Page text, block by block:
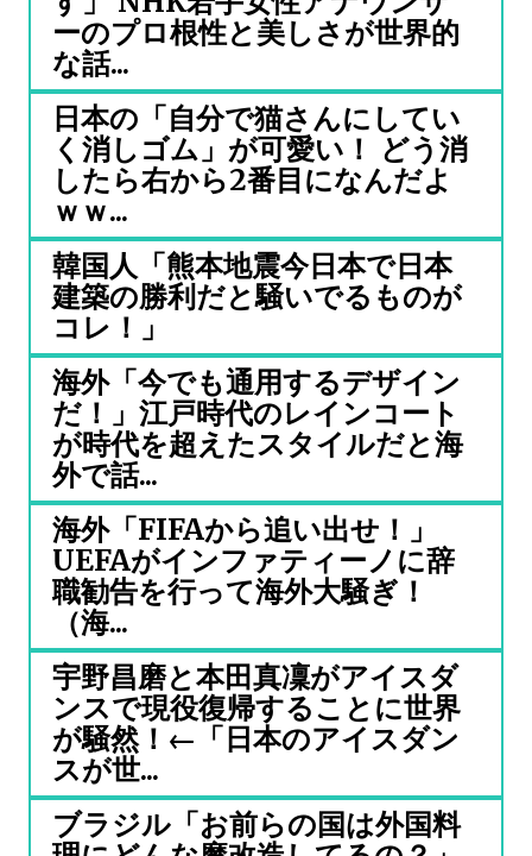
ーのプロ根性と美しさが世界的
な話...
日本の「自分で猫さんにしてい
く消しゴム」が可愛い！ どう消
したら右から2番目になんだよ
ｗｗ...
韓国人「熊本地震今日本で日本
建築の勝利だと騒いでるものが
コレ！」
海外「今でも通用するデザイン
だ！」江戸時代のレインコート
が時代を超えたスタイルだと海
外で話...
海外「FIFAから追い出せ！」
UEFAがインファティーノに辞
職勧告を行って海外大騒ぎ！
（海...
宇野昌磨と本田真凜がアイスダ
ンスで現役復帰することに世界
が騒然！←「日本のアイスダン
スが世...
ブラジル「お前らの国は外国料